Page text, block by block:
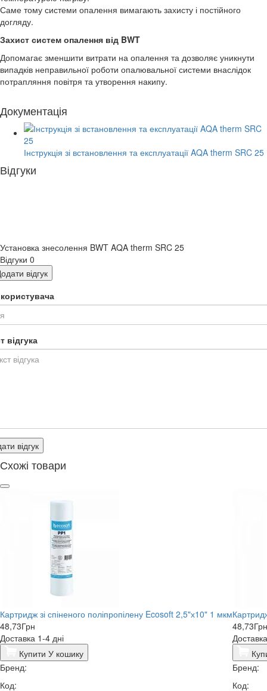
Саме тому системи опалення вимагають захисту і постійного
догляду.
Захист систем опалення від BWT
Допомагає зменшити витрати на опалення та дозволяє уникнути
випадків неправильної роботи опалювальної системи внаслідок
потрапляння повітря та утворення накипу.
Документація
Інструкція зі встановлення та експлуатації AQA therm SRC 25
Відгуки
Установка знесолення BWT AQA therm SRC 25
Відгуки 0
відгук
відгука
відгук
Схожі товари
Картридж зі спіненого поліпропілену Ecosoft 2,5"х10" 1 мкм
48,73Грн
Доставка 1-4 дні
Купити У кошику
Бренд:
Код:
48,73Грн
Бренд:
Код: